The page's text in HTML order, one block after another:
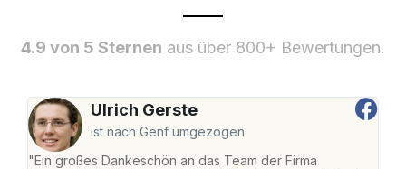
4.9 von 5 Sternen aus über 800+ Bewertungen.
Ulrich Gerste
ist nach Genf umgezogen
"Ein großes Dankeschön an das Team der Firma